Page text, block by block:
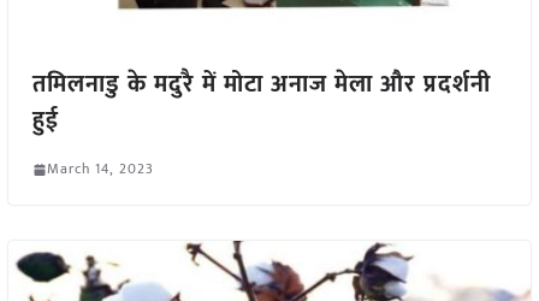
तमिलनाडु के मदुरै में मोटा अनाज मेला और प्रदर्शनी
हुई
March 14, 2023